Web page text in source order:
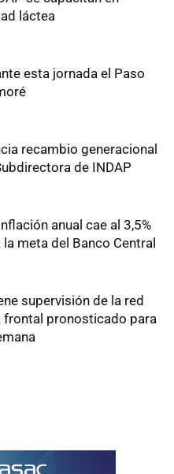
láctea
esta jornada el Paso
recambio generacional
de INDAP
anual cae al 3,5%
la meta del Banco Central
supervisión de la red
frontal pronosticado para